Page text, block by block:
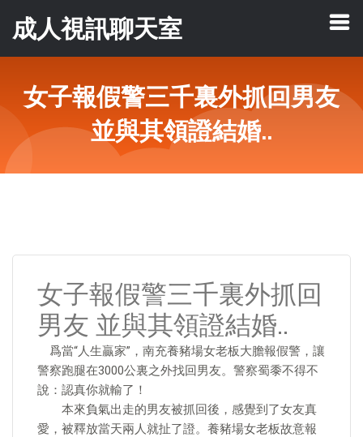
成人視訊聊天室
女子報假警三千裏外抓回男友
並與其領證結婚..
女子報假警三千裏外抓回
男友 並與其領證結婚..
爲當“人生贏家”，南充養豬場女老板大膽報假警，讓
警察跑腿在3000公裏之外找回男友。警察蜀黍不得不
說：認真你就輸了！
本來負氣出走的男友被抓回後，感覺到了女友真
愛，被釋放當天兩人就扯了證。養豬場女老板故意報